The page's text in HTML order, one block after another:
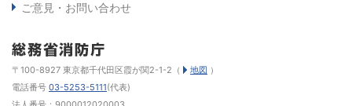
ご意見・お問い合わせ
〒100-8927 東京都千代田区霞が関2-1-2（ 地図 ）
電話番号 03-5253-5111(代表)